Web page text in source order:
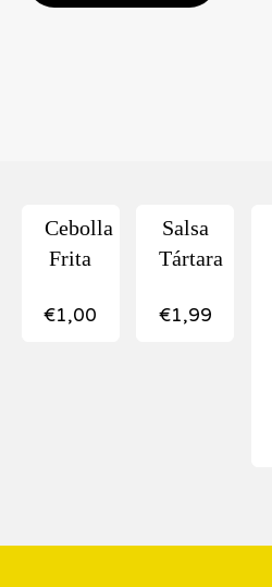
Cebolla
Frita
€1,00
Salsa
Tártara
€1,99